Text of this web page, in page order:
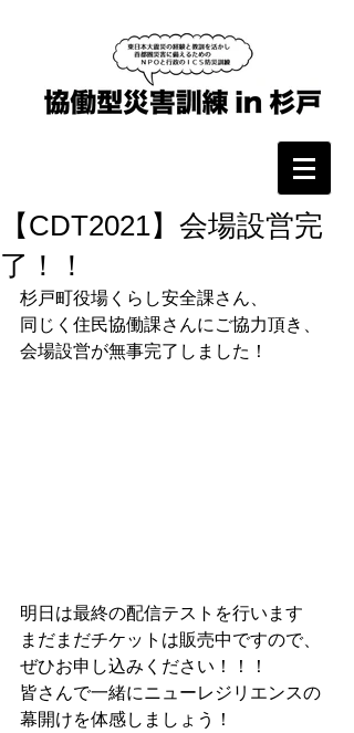
【CDT2021】会場設営完
了！！
杉戸町役場くらし安全課さん、
同じく住民協働課さんにご協力頂き、
会場設営が無事完了しました！
明日は最終の配信テストを行います
まだまだチケットは販売中ですので、
ぜひお申し込みください！！！
皆さんで一緒にニューレジリエンスの
幕開けを体感しましょう！